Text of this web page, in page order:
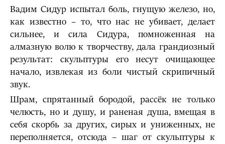
Вадим Сидур испытал боль, гнущую железо, но,
как известно – то, что нас не убивает, делает
сильнее, и сила Сидура, помноженная на
алмазную волю к творчеству, дала грандиозный
результат: скульптуры его несут очищающее
начало, извлекая из боли чистый скрипичный
звук.
Шрам, спрятанный бородой, рассёк не только
челюсть, но и душу, и раненая душа, вмещая в
себя скорбь за других, сирых и униженных, не
переполняется, отсюда – шаг от скульптуры к